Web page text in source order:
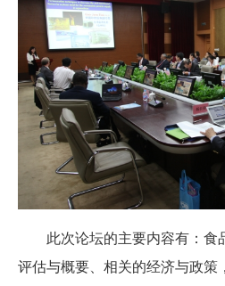
此次论坛的主要内容有：食
评估与概要、相关的经济与政策